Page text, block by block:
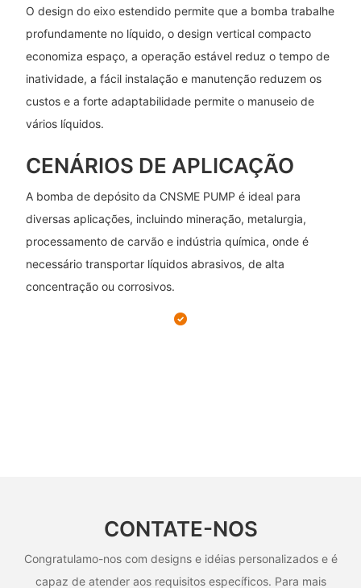
O design do eixo estendido permite que a bomba trabalhe
profundamente no líquido, o design vertical compacto
economiza espaço, a operação estável reduz o tempo de
inatividade, a fácil instalação e manutenção reduzem os
custos e a forte adaptabilidade permite o manuseio de
vários líquidos.
CENÁRIOS DE APLICAÇÃO
A bomba de depósito da CNSME PUMP é ideal para
diversas aplicações, incluindo mineração, metalurgia,
processamento de carvão e indústria química, onde é
necessário transportar líquidos abrasivos, de alta
concentração ou corrosivos.
CONTATE-NOS
Congratulamo-nos com designs e idéias personalizados e é
capaz de atender aos requisitos específicos. Para mais